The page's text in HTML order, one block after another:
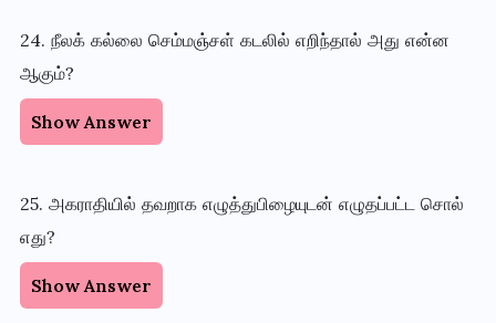
24. நீலக் கல்லை செம்மஞ்சள் கடலில் எறிந்தால் அது என்ன
ஆகும்?
Show Answer
25. அகராதியில் தவறாக எழுத்துபிழையுடன் எழுதப்பட்ட சொல்
எது?
Show Answer